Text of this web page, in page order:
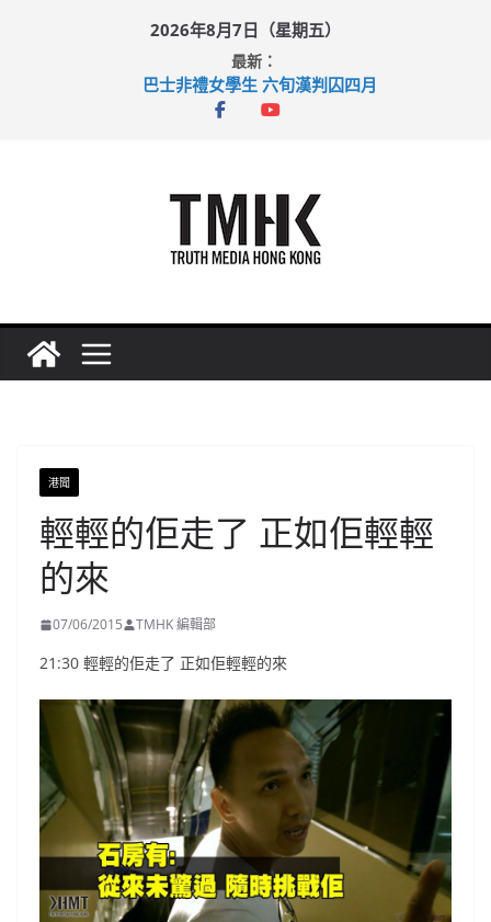
2026年8月7日（星期五）
最新：
巴士非禮女學生 六旬漢判囚四月
涉造假公屋富戶申報表 倉管員准保釋候訊
港聞
輕輕的佢走了 正如佢輕輕
的來
07/06/2015 TMHK 編輯部
21:30 輕輕的佢走了 正如佢輕輕的來